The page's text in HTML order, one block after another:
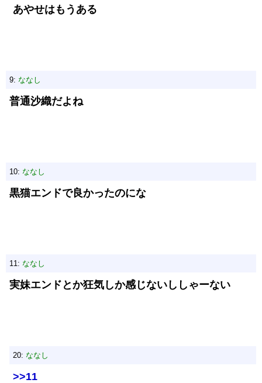
あやせはもうある
9: ななし
普通沙織だよね
10: ななし
黒猫エンドで良かったのにな
11: ななし
実妹エンドとか狂気しか感じないししゃーない
20: ななし
>>11